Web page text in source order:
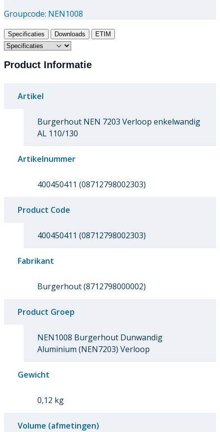
Groupcode: NEN1008
Specificaties Downloads ETIM
Product Informatie
Artikel
Burgerhout NEN 7203 Verloop enkelwandig
AL 110/130
Artikelnummer
400450411 (08712798002303)
Product Code
400450411 (08712798002303)
Fabrikant
Burgerhout (8712798000002)
Product Groep
NEN1008 Burgerhout Dunwandig
Aluminium (NEN7203) Verloop
Gewicht
0,12 kg
Volume (afmetingen)